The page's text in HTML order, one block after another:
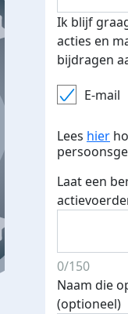
Ik blijf
acties en
bijdragen
E-mail
Lees hier
Laat een
0/150
Naam die
(optioneel)